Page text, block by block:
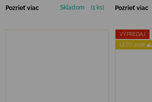
Pozrieť viac Skladom (1 ks) Pozrieť viac
VÝPREDAJ
LETO 2026 🌊